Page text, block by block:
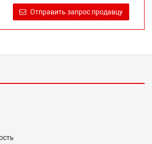
возможность их правильного
на продавца (изготовителя) Законом
Отправить запрос продавцу